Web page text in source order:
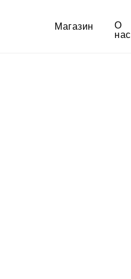
О
нас
Магазин